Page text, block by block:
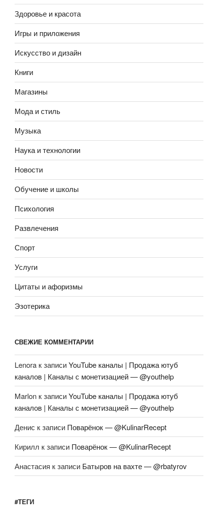
Здоровье и красота
Игры и приложения
Искусство и дизайн
Книги
Магазины
Мода и стиль
Музыка
Наука и технологии
Новости
Обучение и школы
Психология
Развлечения
Спорт
Услуги
Цитаты и афоризмы
Эзотерика
СВЕЖИЕ КОММЕНТАРИИ
Lenora к записиYouTube каналы | Продажа ютуб
каналов | Каналы с монетизацией — @youthelp
Marlon к записиYouTube каналы | Продажа ютуб
каналов | Каналы с монетизацией — @youthelp
Денис к записи Поварёнок — @KulinarRecept
Кирилл к записи Поварёнок — @KulinarRecept
Анастасия к записи Батыров на вахте — @rbatyrov
#ТЕГИ